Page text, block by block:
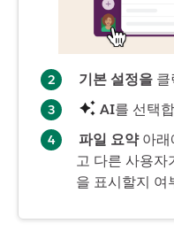
기본 설정을
AI를 선택
파일 요약아래
고 다른 사용자
을 표시할지 여